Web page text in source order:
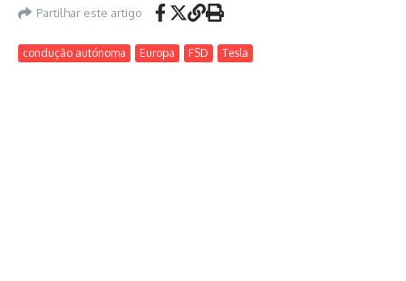
Partilhar este artigo
condução autónoma Europa FSD Tesla